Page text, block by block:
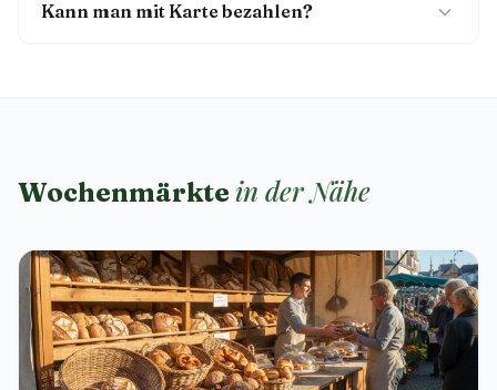
Kann man mit Karte bezahlen?
Wochenmärkte in der Nähe